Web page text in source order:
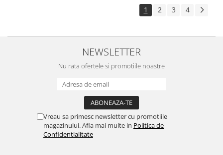
1 2 3 4
NEWSLETTER
Nu rata ofertele si promotiile noastre
Vreau sa primesc newsletter cu promotiile
magazinului. Afla mai multe in Politica de
Confidentialitate